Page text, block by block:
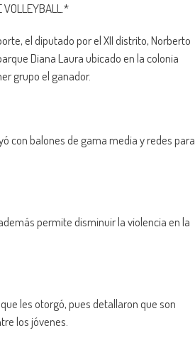
VOLLEYBALL.*
el diputado por el XII distrito, Norberto
Diana Laura ubicado en la colonia
grupo el ganador.
con balones de gama media y redes para
permite disminuir la violencia en la
les otorgó, pues detallaron que son
los jóvenes.